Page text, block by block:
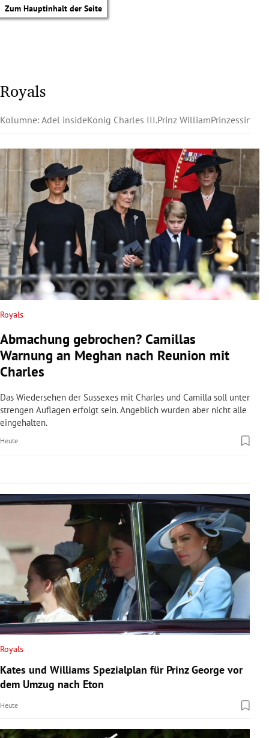
Zum Hauptinhalt der Seite
Untermenü
Untermenü
Untermenü
Untermenü
Untermenü
Untermenü
Untermenü
Royals
Kolumne: Adel insideKönig Charles III.Prinz WilliamPrinzessin
Royals
Abmachung gebrochen? Camillas
Warnung an Meghan nach Reunion mit
Charles
Das Wiedersehen der Sussexes mit Charles und Camilla soll unter
strengen Auflagen erfolgt sein. Angeblich wurden aber nicht alle
eingehalten.
Heute
Royals
Kates und Williams Spezialplan für Prinz George vor
dem Umzug nach Eton
Heute